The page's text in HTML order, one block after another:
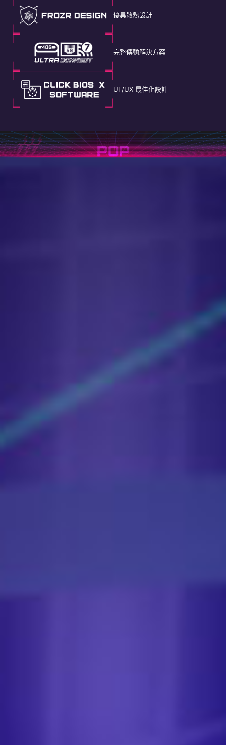
優異散熱設計
完整傳輸解決方案
UI /UX 最佳化設計